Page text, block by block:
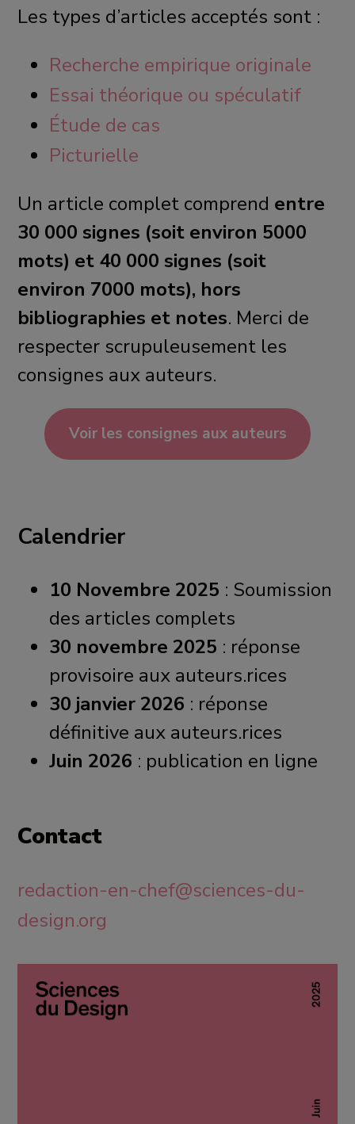
Les types d’articles acceptés sont :
Recherche empirique originale
Essai théorique ou spéculatif
Étude de cas
Picturielle
Un article complet comprend entre
30 000 signes (soit environ 5000
mots) et 40 000 signes (soit
environ 7000 mots), hors
bibliographies et notes. Merci de
respecter scrupuleusement les
consignes aux auteurs.
Voir les consignes aux auteurs
Calendrier
10 Novembre 2025 : Soumission
des articles complets
30 novembre 2025 : réponse
provisoire aux auteurs.rices
30 janvier 2026 : réponse
définitive aux auteurs.rices
Juin 2026 : publication en ligne
Contact
redaction-en-chef@sciences-du-
design.org